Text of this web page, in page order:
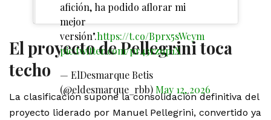
afición, ha podido aflorar mi
mejor
versión".https://t.co/Bprx5sWcym
pic.twitter.com/pr43rz9p1X
— ElDesmarque Betis
(@eldesmarque_rbb) May 12, 2026
El proyecto de Pellegrini toca
techo
La clasificación supone la consolidación definitiva del
proyecto liderado por Manuel Pellegrini, convertido ya